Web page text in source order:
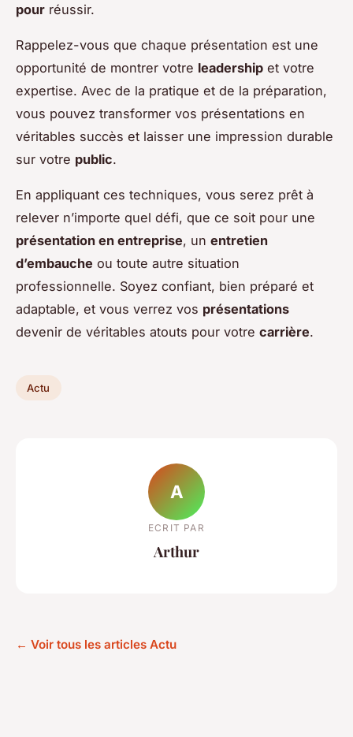
pour réussir.
Rappelez-vous que chaque présentation est une
opportunité de montrer votre leadership et votre
expertise. Avec de la pratique et de la préparation,
vous pouvez transformer vos présentations en
véritables succès et laisser une impression durable
sur votre public.
En appliquant ces techniques, vous serez prêt à
relever n’importe quel défi, que ce soit pour une
présentation en entreprise, un entretien
d’embauche ou toute autre situation
professionnelle. Soyez confiant, bien préparé et
adaptable, et vous verrez vos présentations
devenir de véritables atouts pour votre carrière.
Actu
A
ECRIT PAR
Arthur
← Voir tous les articles Actu